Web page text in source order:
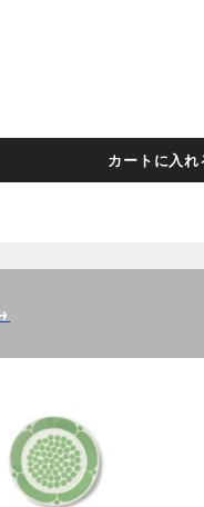
カートに入れ